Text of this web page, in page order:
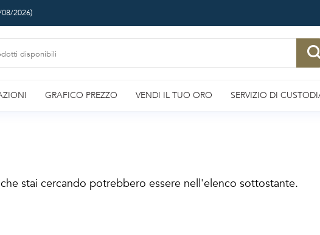
2026)
GRAFICO PREZZO VENDI IL TUO ORO SERVIZIO DI
stai cercando potrebbero essere nell'elenco sottostante.